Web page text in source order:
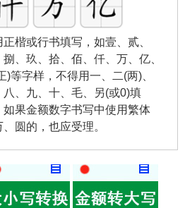
楷或行书填写，如壹、贰、
、玖、拾、佰、仟、万、亿、
)等字样，不得用一、二(两)、
、九、十、毛、另(或0)填
果金额数字书写中使用繁体
圆的，也应受理。